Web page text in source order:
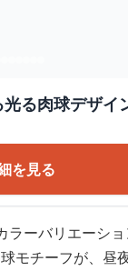
犬を守る光る肉球デザ
を見る
ーバリエーショ
モチーフが、昼